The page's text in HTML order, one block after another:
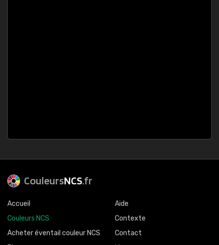
CouleursNCS.fr
Accueil
Couleurs NCS
Acheter éventail couleur NCS
Aide
Contexte
Contact